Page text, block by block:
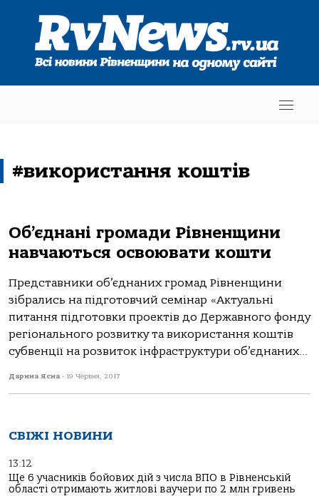
#використання коштів
Об’єднані громади Рівненщини
навчаються освоювати кошти
Представники об’єднаних громад Рівненщини
зібрались на підготовчий семінар «Актуальні
питання підготовки проектів до Державного фонду
регіонального розвитку та використання коштів
субвенції на розвиток інфраструктури об’єднаних...
Дарина Ясна - 19 Червня, 2017
СВІЖІ НОВИНИ
13:12
Ще 6 учасників бойових дій з числа ВПО в Рівненській
області отримають житлові ваучери по 2 млн гривень